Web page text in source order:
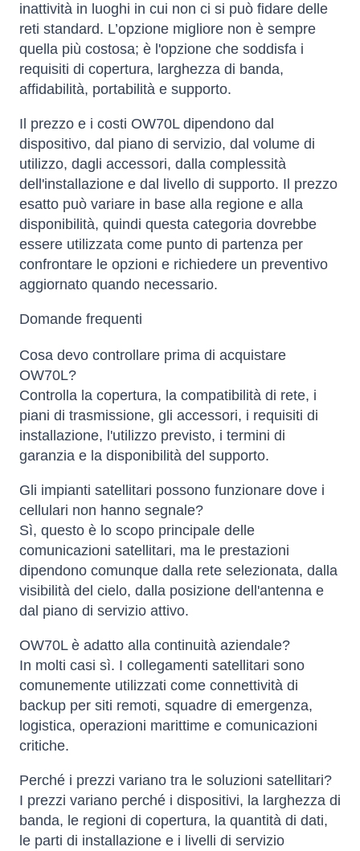
inattività in luoghi in cui non ci si può fidare delle
reti standard. L’opzione migliore non è sempre
quella più costosa; è l'opzione che soddisfa i
requisiti di copertura, larghezza di banda,
affidabilità, portabilità e supporto.
Il prezzo e i costi OW70L dipendono dal
dispositivo, dal piano di servizio, dal volume di
utilizzo, dagli accessori, dalla complessità
dell'installazione e dal livello di supporto. Il prezzo
esatto può variare in base alla regione e alla
disponibilità, quindi questa categoria dovrebbe
essere utilizzata come punto di partenza per
confrontare le opzioni e richiedere un preventivo
aggiornato quando necessario.
Domande frequenti
Cosa devo controllare prima di acquistare
OW70L?
Controlla la copertura, la compatibilità di rete, i
piani di trasmissione, gli accessori, i requisiti di
installazione, l'utilizzo previsto, i termini di
garanzia e la disponibilità del supporto.
Gli impianti satellitari possono funzionare dove i
cellulari non hanno segnale?
Sì, questo è lo scopo principale delle
comunicazioni satellitari, ma le prestazioni
dipendono comunque dalla rete selezionata, dalla
visibilità del cielo, dalla posizione dell'antenna e
dal piano di servizio attivo.
OW70L è adatto alla continuità aziendale?
In molti casi sì. I collegamenti satellitari sono
comunemente utilizzati come connettività di
backup per siti remoti, squadre di emergenza,
logistica, operazioni marittime e comunicazioni
critiche.
Perché i prezzi variano tra le soluzioni satellitari?
I prezzi variano perché i dispositivi, la larghezza di
banda, le regioni di copertura, la quantità di dati,
le parti di installazione e i livelli di servizio